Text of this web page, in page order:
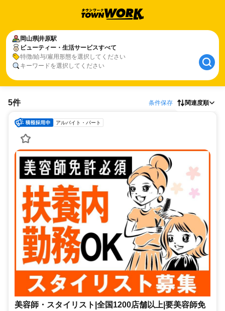
岡山県井原駅
ビューティー・生活サービスすべて
特徴/給与/雇用形態を選択してください
キーワードを選択してください
5件 条件保存 関連度順
アルバイト・パート
美容師・スタイリスト|全国1200店舗以上|要美容師免